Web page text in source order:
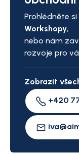
Prohlédněte
Workshopy,
nebo nám
rozvoje pro
Zobrazit
+420